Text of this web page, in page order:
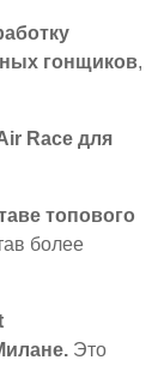
гонщиков,
Race для
топового
более
Это